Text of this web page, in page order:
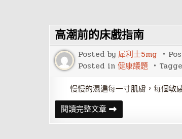
高潮前的床戲指南
Posted by 犀利士5mg
Posted in 健康議題
慢慢的濕遍每一寸肌膚，每個
閱讀完整文章高
潮
前